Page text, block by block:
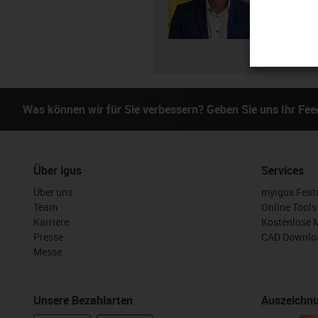
E-
Was können wir für Sie verbessern? Geben Sie uns Ihr
Über igus
Über uns
Team
Karriere
Presse
Messe
Unsere Bezahlarten
Services
myigus
Online Tools
Kostenlose
CAD